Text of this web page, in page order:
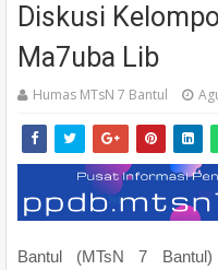
Diskusi
Ma7uba Lib
Humas MTsN 7 Bantul
Bantul (MTsN 7